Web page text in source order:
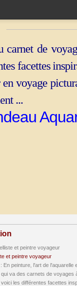
carnet de
facettes
voyage
...
et peintre voyageur
: En peinture, l'art de l'aquarelle
va des carnets de voyages
les différentes facettes